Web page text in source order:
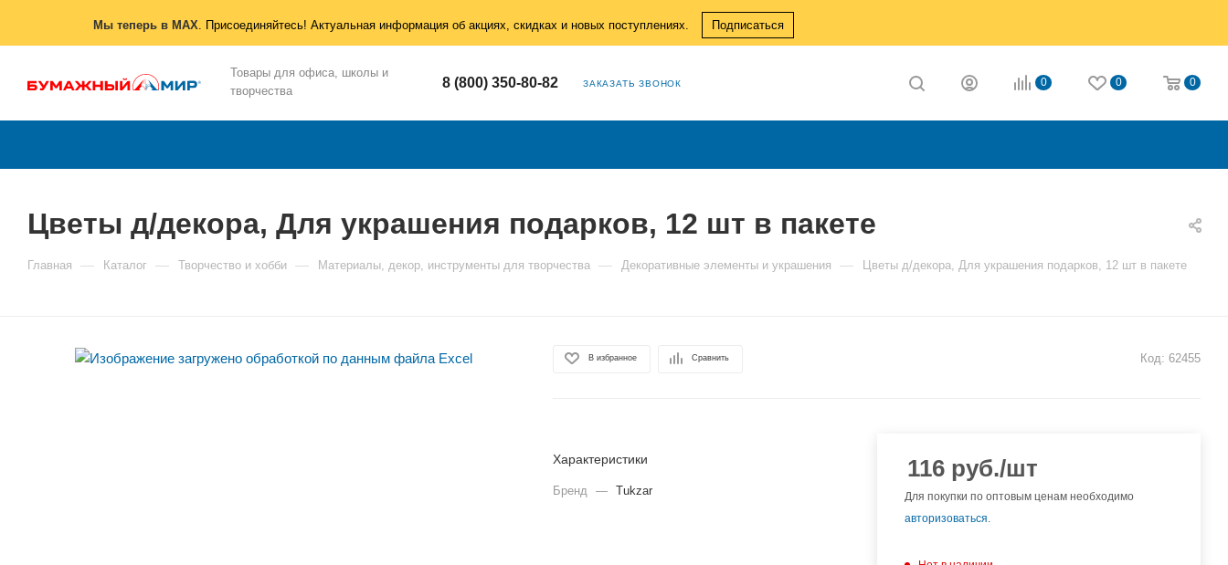
Мы теперь в MAX. Присоединяйтесь! Актуальная информация об акциях, скидках и новых поступлениях. Подписаться
Товары для офиса, школы и
творчества
8 (800) 350-80-82 ЗАКАЗАТЬ ЗВОНОК 0 0 0
Цветы д/декора, Для украшения подарков, 12 шт в пакете
Главная — Каталог — Творчество и хобби — Материалы, декор, инструменты для творчества — Декоративные элементы и украшения — Цветы д/декора, Для украшения подарков, 12 шт в пакете
В избранное Сравнить Код: 62455
Характеристики
Бренд — Tukzar
116руб./шт
Для покупки по оптовым ценам необходимо
авторизоваться.